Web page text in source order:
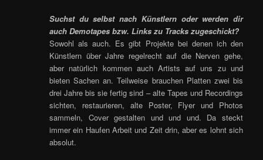
Suchst du selbst nach Künstlern oder werden dir
auch Demotapes bzw. Links zu Tracks zugeschickt?
Sowohl als auch. Es gibt Projekte bei denen ich den
Künstlern über Jahre regelrecht auf die Nerven gehe,
aber natürlich kommen auch Artists auf uns zu und
bieten Sachen an. Teilweise brauchen Platten zwei bis
drei Jahre bis sie fertig sind – alte Tapes und Recordings
sichten, restaurieren, alte Poster, Flyer und Photos
sammeln, Cover gestalten und und und. Da steckt
immer ein Haufen Arbeit und Zeit drin, aber es lohnt sich
absolut.